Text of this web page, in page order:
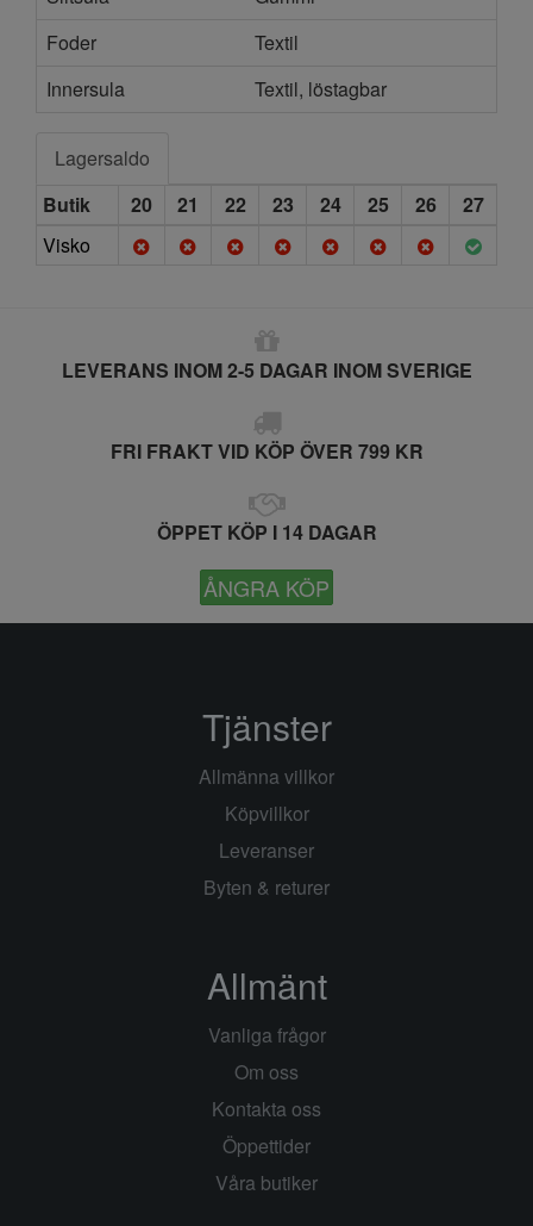
Foder
Textil
Innersula
Textil, löstagbar
Lagersaldo
Butik
20 21 22 23 24 25 26
27
Visko
LEVERANS INOM 2-5 DAGAR INOM SVERIGE
FRI FRAKT VID KÖP ÖVER 799 KR
ÖPPET KÖP I 14 DAGAR
ÅNGRA KÖP
Tjänster
Allmänna villkor
Köpvillkor
Leveranser
Byten & returer
Allmänt
Vanliga frågor
Om oss
Kontakta oss
Öppettider
Våra butiker